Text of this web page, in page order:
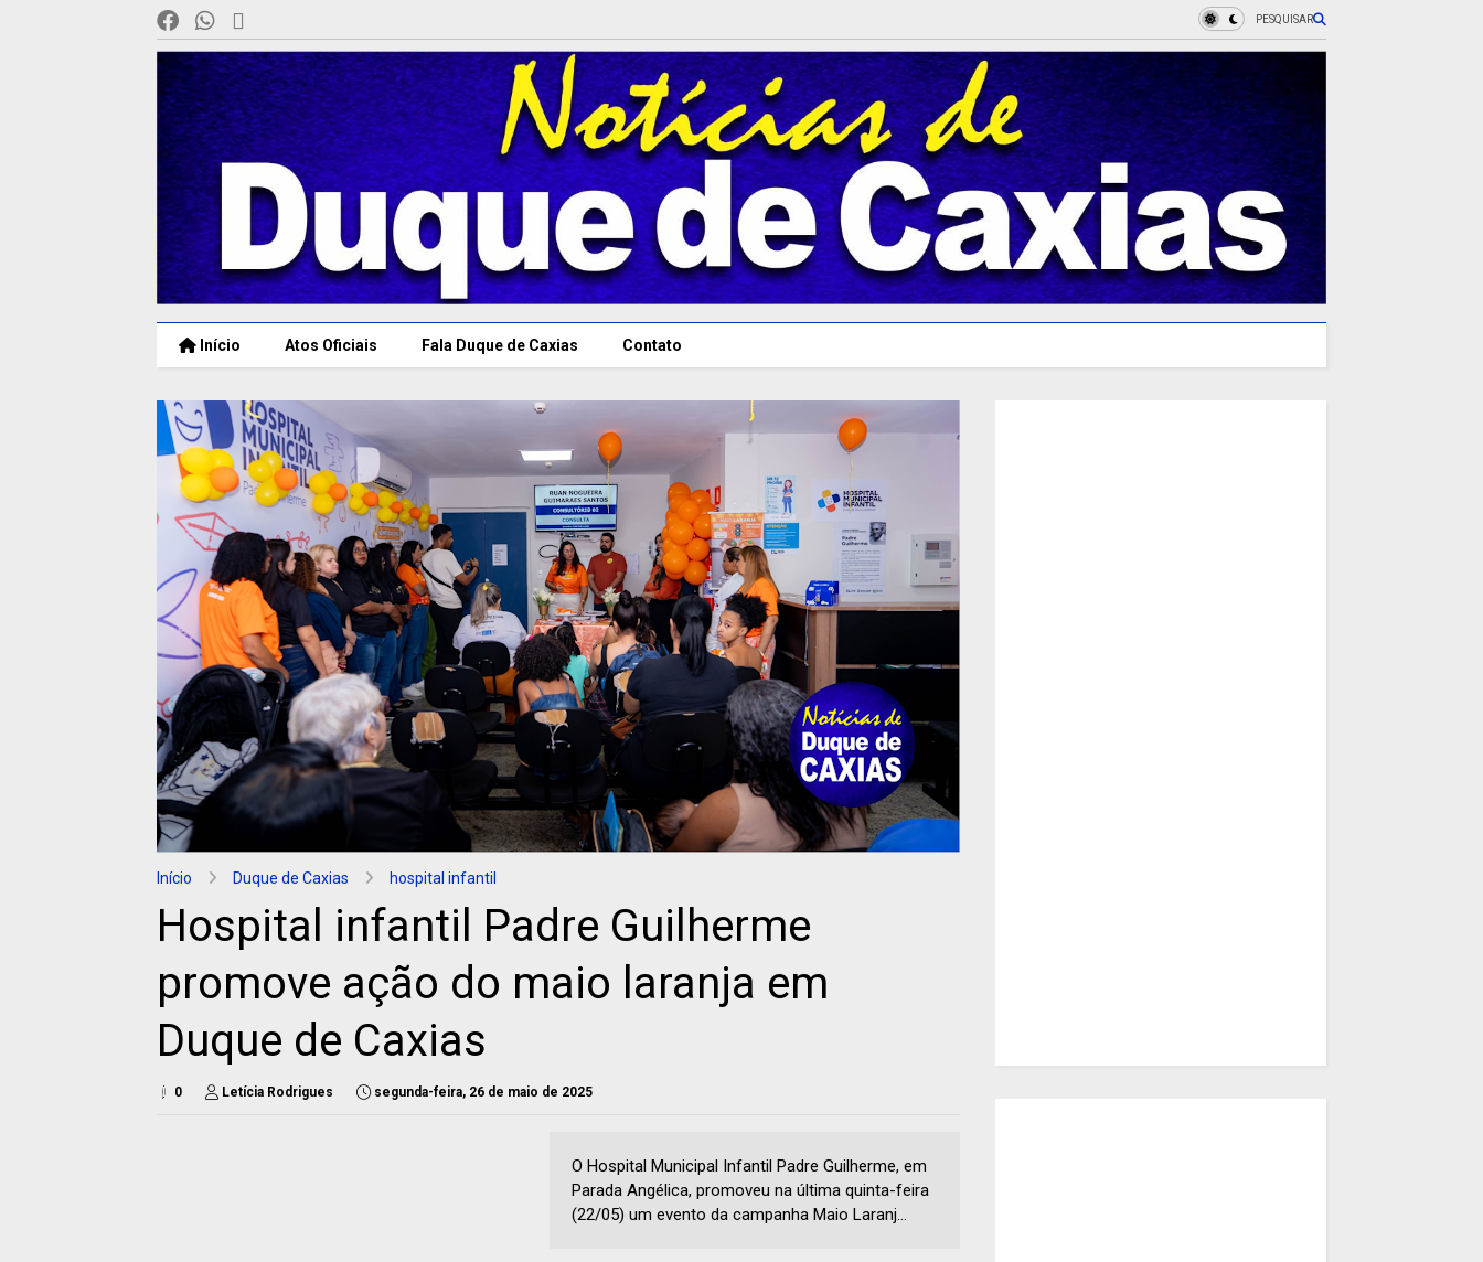
PESQUISAR
Início Atos Oficiais Fala Duque de Caxias Contato
Início Duque de Caxias hospital infantil
Hospital infantil Padre Guilherme
promove ação do maio laranja em
Duque de Caxias
0 Letícia Rodrigues segunda-feira, 26 de maio de 2025
O Hospital Municipal Infantil Padre Guilherme, em
Parada Angélica, promoveu na última quinta-feira
(22/05) um evento da campanha Maio Laranj...